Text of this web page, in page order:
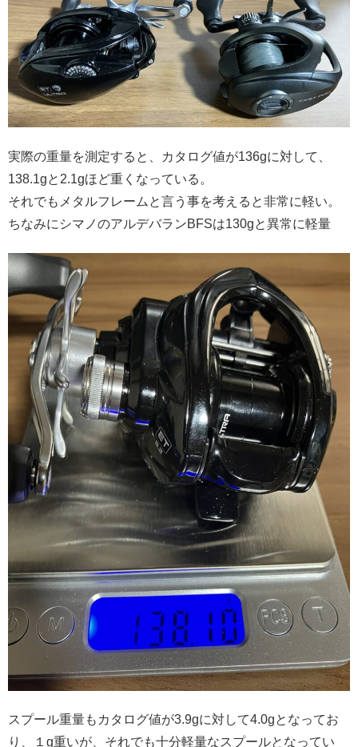
実際の重量を測定すると、カタログ値が136gに対して、
138.1gと2.1gほど重くなっている。
それでもメタルフレームと言う事を考えると非常に軽い。
ちなみにシマノのアルデバランBFSは130gと異常に軽量
スプール重量もカタログ値が3.9gに対して4.0gとなってお
り、１g重いが、それでも十分軽量なスプールとなってい